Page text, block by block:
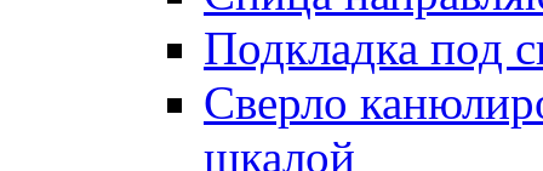
Подкладка под
Сверло
шкалой